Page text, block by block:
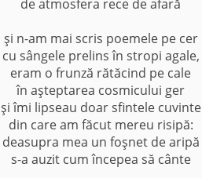
de atmosfera rece de afară
şi n-am mai scris poemele pe cer
cu sângele prelins în stropi agale,
eram o frunză rătăcind pe cale
în aşteptarea cosmicului ger
şi îmi lipseau doar sfintele cuvinte
din care am făcut mereu risipă:
deasupra mea un foşnet de aripă
s-a auzit cum începea să cânte